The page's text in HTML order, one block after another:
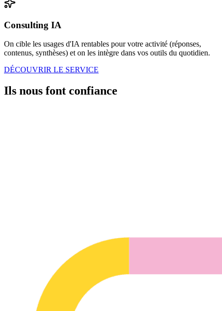
Consulting IA
On cible les usages d'IA rentables pour votre activité (réponses,
contenus, synthèses) et on les intègre dans vos outils du quotidien.
DÉCOUVRIR LE SERVICE
Ils nous font confiance